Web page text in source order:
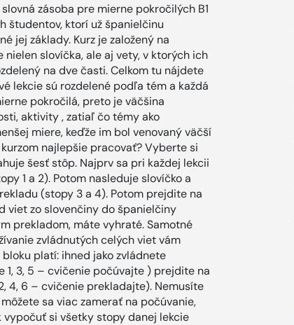
zásoba pre mierne pokročilých B1
študentov, ktorí už španielčinu
jej základy. Kurz je založený na
nielen slovíčka, ale aj vety, v ktorých ich
na dve časti. Celkom tu nájdete
lekcie sú rozdelené podľa tém a každá
pokročilá, preto je väčšina
aktivity , zatiaľ čo témy ako
miere, keďže im bol venovaný väčší
najlepšie pracovať? Vyberte si
šesť stôp. Najprv sa pri každej lekcii
1 a 2). Potom nasleduje slovíčko a
(stopy 3 a 4). Potom prejdite na
viet zo slovenčiny do španielčiny
prekladom, máte vyhraté. Samotné
zvládnutých celých viet vám
platí: ihned jako zvládnete
3, 5 – cvičenie počúvajte ) prejdite na
4, 6 – cvičenie prekladajte). Nemusíte
sa viac zamerať na počúvanie,
si všetky stopy danej lekcie